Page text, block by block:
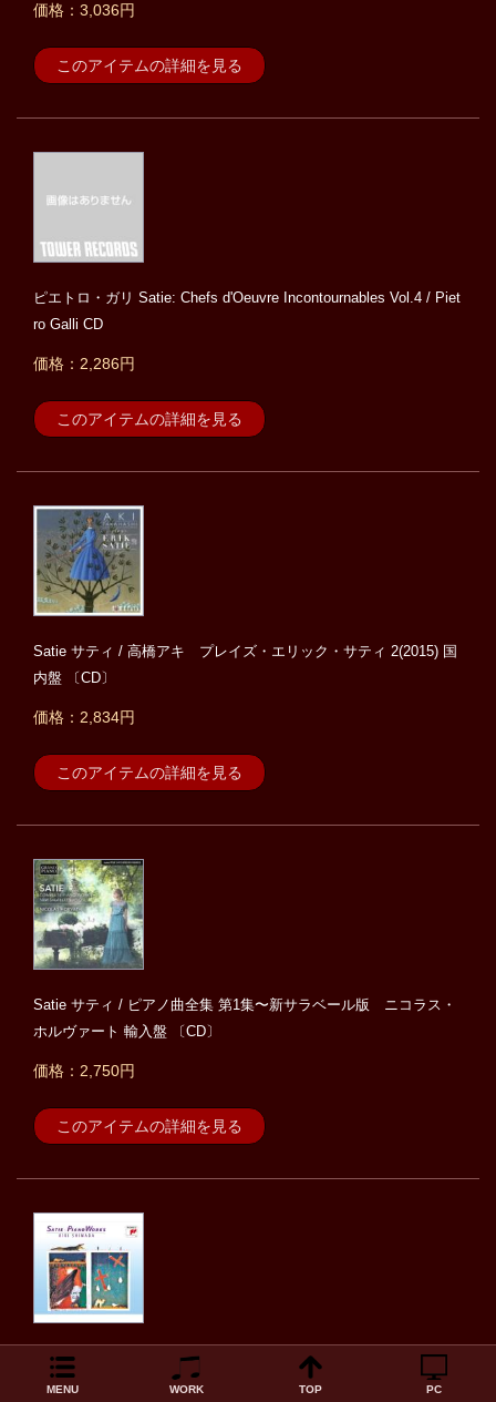
価格：3,036円
このアイテムの詳細を見る
ピエトロ・ガリ Satie: Chefs d'Oeuvre Incontournables Vol.4 / Piet
ro Galli CD
価格：2,286円
このアイテムの詳細を見る
Satie サティ / 高橋アキ プレイズ・エリック・サティ 2(2015) 国
内盤 〔CD〕
価格：2,834円
このアイテムの詳細を見る
Satie サティ / ピアノ曲全集 第1集〜新サラベール版 ニコラス・
ホルヴァート 輸入盤 〔CD〕
価格：2,750円
このアイテムの詳細を見る
Satie サティ / 『サティ・ファンタジー』全集 島田璃里（3CD）
〔BLU-SPEC CD 2〕
MENU WORK TOP PC